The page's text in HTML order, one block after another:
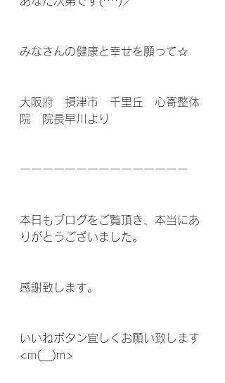
みなさんの健康と幸せを願って☆
大阪府　摂津市　千里丘　心寄整体
院　院長早川より
ーーーーーーーーーーーーーーー
本日もブログをご覧頂き、本当にあ
りがとうございました。
感謝致します。
いいねボタン宜しくお願い致します
<m(__)m>